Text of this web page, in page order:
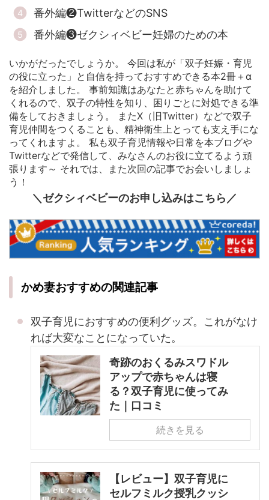
番外編❷TwitterなどのSNS
番外編❸ゼクシィベビー妊婦のための本
いかがだったでしょうか。 今回は私が「双子妊娠・育児
の役に立った」と自信を持っておすすめできる本2冊＋α
を紹介しました。 事前知識はあなたと赤ちゃんを助けて
くれるので、双子の特性を知り、困りごとに対処できる準
備をしておきましょう。 またX（旧Twitter）などで双子
育児仲間をつくることも、精神衛生上とっても支え手にな
ってくれますよ。 私も双子育児情報や日常を本ブログや
Twitterなどで発信して、みなさんのお役に立てるよう頑
張ります～ それでは、また次回の記事でお会いしましょ
う！
＼ゼクシィベビーのお申し込みはこちら／
かめ妻おすすめの関連記事
双子育児におすすめの便利グッズ。これがなけ
れば大変なことになっていた。
奇跡のおくるみスワドル
アップで赤ちゃんは寝
る？双子育児に使ってみ
た｜口コミ
続きを見る
【レビュー】双子育児に
セルフミルク授乳クッシ